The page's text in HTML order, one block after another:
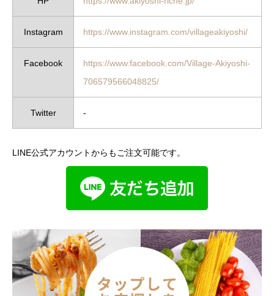
Instagram https://www.instagram.com/villageakiyoshi/
Facebook
https://www.facebook.com/Village-Akiyoshi-
706579566048825/
Twitter ‐
LINE公式アカウントからもご注文可能です。